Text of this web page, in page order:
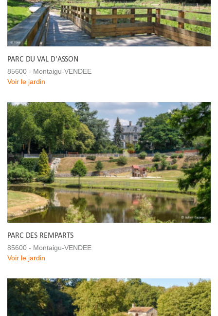
PARC DU VAL D'ASSON
85600 - Montaigu-VENDEE
Voir le jardin
PARC DES REMPARTS
85600 - Montaigu-VENDEE
Voir le jardin